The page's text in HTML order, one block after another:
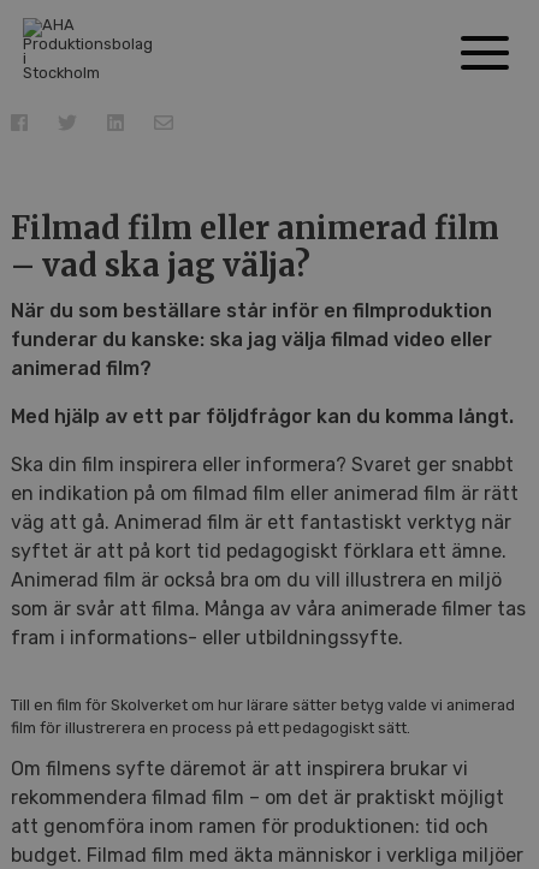
Filmad film eller animerad film
– vad ska jag välja?
När du som beställare står inför en filmproduktion
funderar du kanske: ska jag välja filmad video eller
animerad film?
Med hjälp av ett par följdfrågor kan du komma långt.
Ska din film inspirera eller informera? Svaret ger snabbt
en indikation på om filmad film eller animerad film är rätt
väg att gå. Animerad film är ett fantastiskt verktyg när
syftet är att på kort tid pedagogiskt förklara ett ämne.
Animerad film är också bra om du vill illustrera en miljö
som är svår att filma. Många av våra animerade filmer tas
fram i informations- eller utbildningssyfte.
Till en film för Skolverket om hur lärare sätter betyg valde vi animerad
film för illustrerera en process på ett pedagogiskt sätt.
Om filmens syfte däremot är att inspirera brukar vi
rekommendera filmad film – om det är praktiskt möjligt
att genomföra inom ramen för produktionen: tid och
budget. Filmad film med äkta människor i verkliga miljöer